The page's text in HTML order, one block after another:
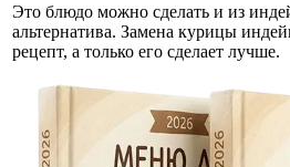
Это блюдо можно сделать и из
альтернатива. Замена курицы
рецепт, а только его сделает лучше.